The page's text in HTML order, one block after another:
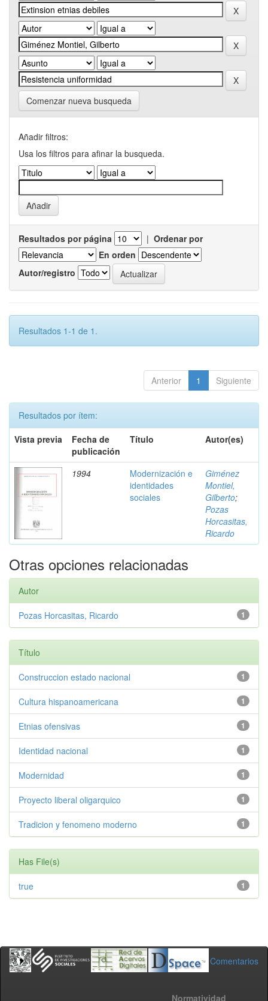
Comenzar nueva busqueda
Añadir filtros:
Usa los filtros para afinar la busqueda.
Resultados por página | Ordenar por
En orden
Autor/registro
Resultados 1-1 de 1.
Anterior 1 Siguiente
Resultados por ítem:
Vista previa
Fecha de
publicación
Título Autor(es)
1994
Modernización e
identidades
sociales
Giménez
Montiel,
Gilberto;
Pozas
Horcasitas,
Ricardo
Otras opciones relacionadas
Autor
1
Pozas Horcasitas, Ricardo
Título
1
Construccion estado nacional
1
Cultura hispanoamericana
1
Etnias ofensivas
1
Identidad nacional
1
Modernidad
1
Proyecto liberal oligarquico
1
Tradicion y fenomeno moderno
Has File(s)
1
true
Comentarios
Normatividad